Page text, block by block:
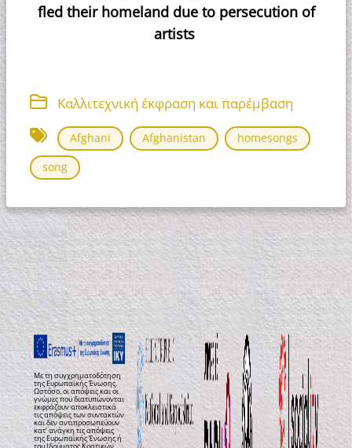
fled their homeland due to persecution of
artists
Καλλιτεχνική έκφραση και παρέμβαση
Afghani Afghanistan
homesongs
song
Με τη συγχρηματοδότηση
της Ευρωπαϊκής Ένωσης.
Ωστόσο, οι απόψεις και οι
γνώμες που διατυπώνονται
εκφράζουν αποκλειστικά
τις απόψεις των συντακτών
και δεν αντιπροσωπεύουν
κατ’ ανάγκη τις απόψεις
της Ευρωπαϊκής Ένωσης ή
του Ιδρύματος Κρατικών